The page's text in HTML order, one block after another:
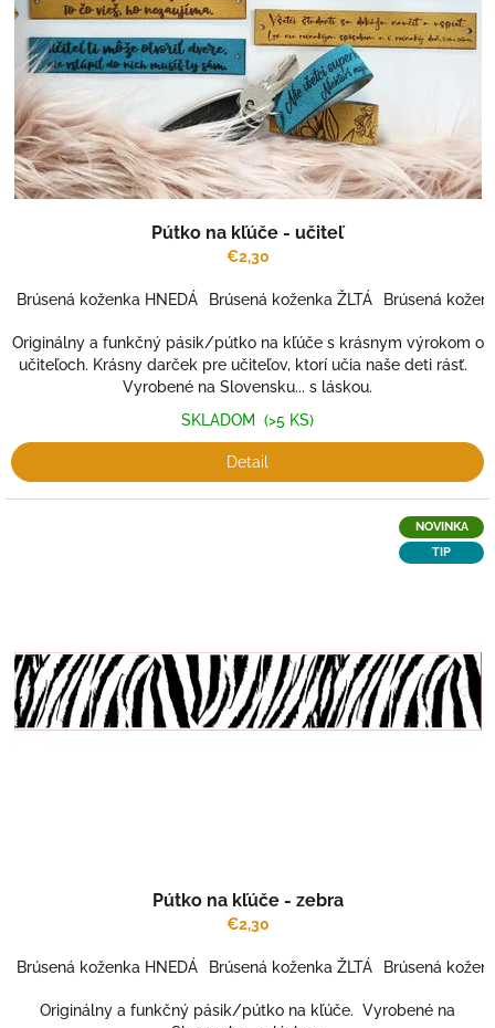
vo
k
o
v
Pútko na kľúče - učiteľ
€2,30
Brúsená koženka HNEDÁ Brúsená koženka ŽLTÁ Brúsená
Originálny a funkčný pásik/pútko na kľúče s krásnym výrokom o
učiteľoch. Krásny darček pre učiteľov, ktorí učia naše deti rásť.
Vyrobené na Slovensku... s láskou.
SKLADOM (>5 KS)
Detail
NOVINKA
TIP
Pútko na kľúče - zebra
€2,30
Brúsená koženka HNEDÁ Brúsená koženka ŽLTÁ Brúsená
Originálny a funkčný pásik/pútko na kľúče. Vyrobené na